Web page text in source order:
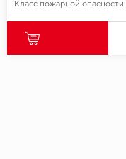
Класс пожарной опасности: